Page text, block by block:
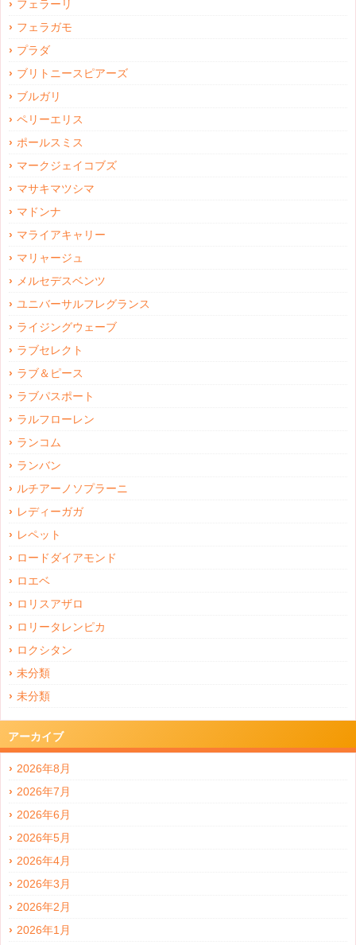
フェラーリ
フェラガモ
プラダ
ブリトニースピアーズ
ブルガリ
ペリーエリス
ポールスミス
マークジェイコブズ
マサキマツシマ
マドンナ
マライアキャリー
マリャージュ
メルセデスベンツ
ユニバーサルフレグランス
ライジングウェーブ
ラブセレクト
ラブ＆ピース
ラブパスポート
ラルフローレン
ランコム
ランバン
ルチアーノソプラーニ
レディーガガ
レペット
ロードダイアモンド
ロエベ
ロリスアザロ
ロリータレンピカ
ロクシタン
未分類
未分類
アーカイブ
2026年8月
2026年7月
2026年6月
2026年5月
2026年4月
2026年3月
2026年2月
2026年1月